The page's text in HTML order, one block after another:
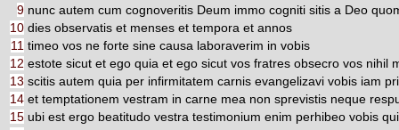
9 nunc autem cum cognoveritis Deum immo cogniti sitis a Deo
10 dies observatis et menses et tempora et annos
11 timeo vos ne forte sine causa laboraverim in vobis
12 estote sicut et ego quia et ego sicut vos fratres obsecro vos nihil
13 scitis autem quia per infirmitatem carnis evangelizavi vobis iam
14 et temptationem vestram in carne mea non sprevistis neque
15 ubi est ergo beatitudo vestra testimonium enim perhibeo vobis